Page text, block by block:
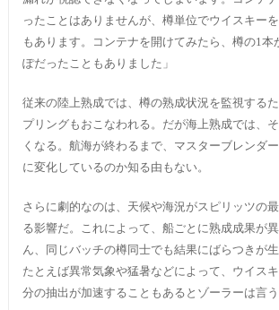
ったことはありませんが、樽単位でウイスキー
もあります。コンテナを開けてみたら、樽の1本
ぽだったこともありました」
従来の陸上熟成では、樽の熟成状況を監視する
プリングもおこなわれる。だが海上熟成では、
くなる。航海が終わるまで、マスターブレンダ
に変化しているのか知る由もない。
さらに劇的なのは、天候や海況がスピリッツの
る影響だ。これによって、船ごとに熟成成果が
ん、同じバッチの樽同士でも結果にばらつきが生
たとえば異常気象や猛暑などによって、ウイス
分の抽出が加速することもあるとゾーラーは言う